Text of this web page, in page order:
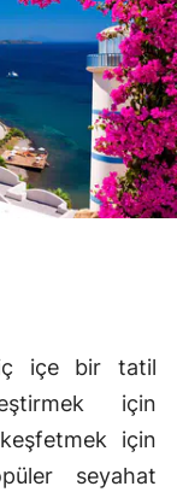
iç içe bir tatil
için
keşfetmek için
seyahat